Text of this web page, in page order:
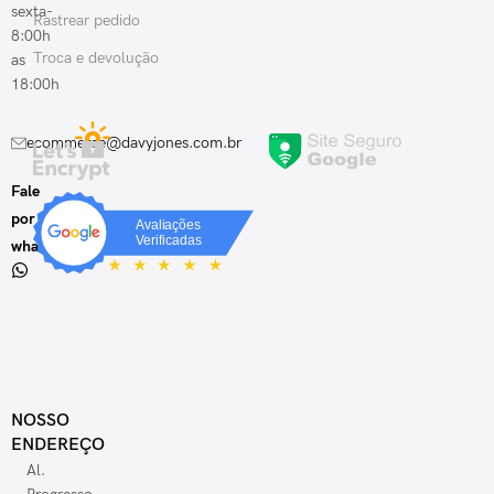
sexta-
8:00h
as
18:00h
ecommerce@davyjones.com.br
Fale
por
whatsapp
NOSSO
ENDEREÇO
Al.
Rastrear pedido
Troca e devolução